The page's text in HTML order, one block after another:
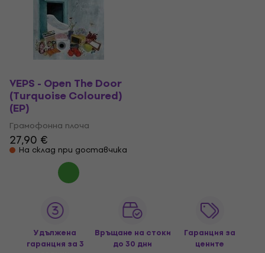
VEPS - Open The Door
(Turquoise Coloured)
(EP)
Грамофонна плоча
27,90 €
На склад при доставчика
Удължена
гаранция за 3
Връщане на стоки
до 30 дни
Гаранция за
цените